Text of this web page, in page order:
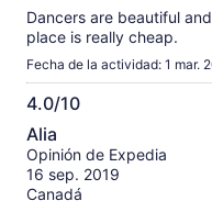
Dancers are beautiful
place is really cheap.
Fecha de la actividad: 1 mar.
4.0/10
4.0
de
10
Alia
Opinión de Expedia
16 sep. 2019
Canadá